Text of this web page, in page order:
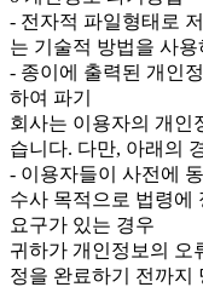
- 전자적 파일형태로
는 기술적 방법을 사용
- 종이에 출력된 개인
하여 파기
회사는 이용자의 개인
습니다. 다만, 아래의
- 이용자들이 사전에
수사 목적으로 법령에
요구가 있는 경우
귀하가 개인정보의 오
정을 완료하기 전까지